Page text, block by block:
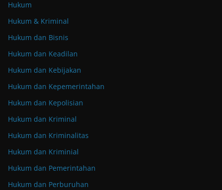
Hukum
Hukum & Kriminal
Hukum dan Bisnis
Hukum dan Keadilan
Hukum dan Kebijakan
Hukum dan Kepemerintahan
Hukum dan Kepolisian
Hukum dan Kriminal
Hukum dan Kriminalitas
Hukum dan Kriminial
Hukum dan Pemerintahan
Hukum dan Perburuhan